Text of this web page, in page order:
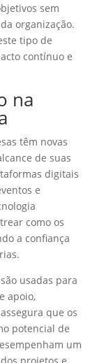
sem
organização.
tipo de
contínuo e
na
têm novas
de suas
digitais
e
como os
a confiança
usadas para
apoio,
que os
potencial de
um